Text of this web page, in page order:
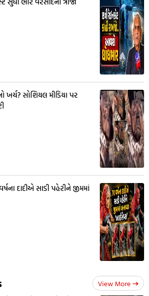
ખર્ચ? સોશિયલ મીડિયા પર
દાદીએ સાડી પહેરીને જીમમાં
View More